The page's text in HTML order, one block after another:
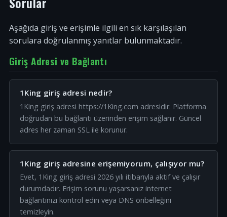
Aşağıda giriş ve erişimle ilgili en sık karşılaşılan
sorulara doğrulanmış yanıtlar bulunmaktadır.
Giriş Adresi ve Bağlantı
1King giriş adresi nedir?
1King giriş adresi https://1King.com adresidir. Platforma
doğrudan bu bağlantı üzerinden erişim sağlanır. Güncel
adres her zaman SSL ile korunur.
1King giriş adresine erişemiyorum, çalışıyor mu?
Evet, 1King giriş adresi 2026 yılı itibarıyla aktif ve çalışır
durumdadır. Erişim sorunu yaşarsanız internet
bağlantınızı kontrol edin veya DNS önbelleğini
temizleyin.